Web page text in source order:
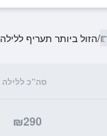
/הזול ביותר תעריף ללילה
סה"כ ללילה
₪290